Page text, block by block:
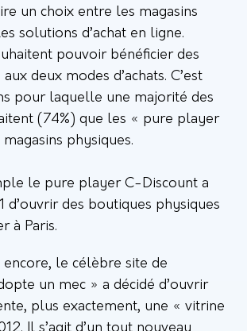
un choix entre les magasins
solutions d’achat en ligne.
pouvoir bénéficier des
deux modes d’achats. C’est
pour laquelle une majorité des
(74%) que les « pure player
physiques.
le pure player C-Discount a
d’ouvrir des boutiques physiques
à Paris.
le célèbre site de
un mec » a décidé d’ouvrir
plus exactement, une « vitrine